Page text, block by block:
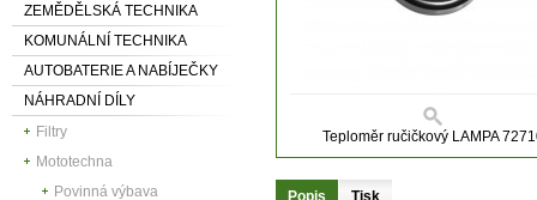
ZEMĚDĚLSKÁ TECHNIKA
KOMUNÁLNÍ TECHNIKA
AUTOBATERIE A NABÍJEČKY
NÁHRADNÍ DÍLY
Filtry
Mototechna
Povinná výbava
Teploměr ručičkový LAMPA